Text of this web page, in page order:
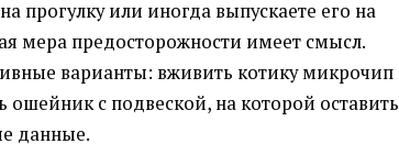
прогулку или иногда выпускаете его на
мера предосторожности имеет смысл.
варианты: вживить котику микрочип
ошейник с подвеской, на которой оставить
данные.